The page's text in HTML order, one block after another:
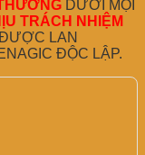
DƯỚI MỌI
TRÁCH NHIỆM
LAN
ĐỘC LẬP.